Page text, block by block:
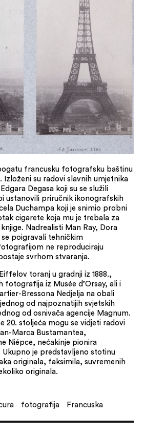
francusku fotografsku baštinu
Izloženi su radovi slavnih umjetnika
Degasa koji su se služili
ustanovili priručnik ikonografskih
Duchampa koji je snimio probni
cigarete koja mu je trebala za
Nadrealisti Man Ray, Dora
se poigravali tehničkim
ne reproduciraju
svrhom stvaranja.
toranj u gradnji iz 1888.,
fotografija iz Musée d’Orsay, ali i
Bressona Nedjelja na obali
od najpoznatijih svjetskih
od osnivača agencije Magnum.
20. stoljeća mogu se vidjeti radovi
Marca Bustamantea,
Niépce, nećakinje pionira
Ukupno je predstavljeno stotinu
originala, faksimila, suvremenih
originala.
fotografija Francuska